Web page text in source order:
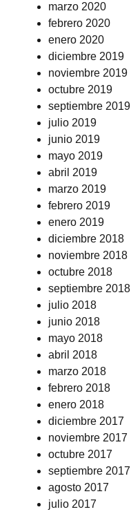
marzo 2020
febrero 2020
enero 2020
diciembre 2019
noviembre 2019
octubre 2019
septiembre 2019
julio 2019
junio 2019
mayo 2019
abril 2019
marzo 2019
febrero 2019
enero 2019
diciembre 2018
noviembre 2018
octubre 2018
septiembre 2018
julio 2018
junio 2018
mayo 2018
abril 2018
marzo 2018
febrero 2018
enero 2018
diciembre 2017
noviembre 2017
octubre 2017
septiembre 2017
agosto 2017
julio 2017